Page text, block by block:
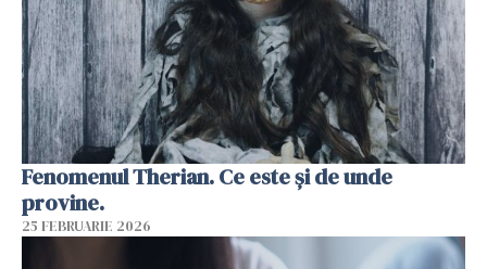
Fenomenul Therian. Ce este și de unde
provine.
25 FEBRUARIE 2026